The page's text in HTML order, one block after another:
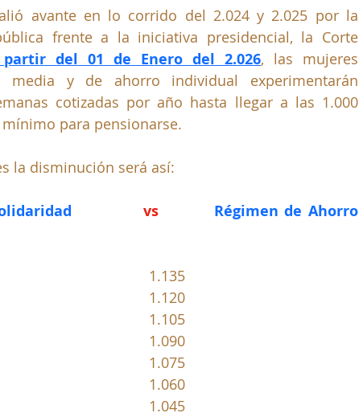
avante en lo corrido del 2.024 y 2.025 por la
frente a la iniciativa presidencial, la Corte
del 01 de Enero del 2.026, las mujeres
y de ahorro individual experimentarán
cotizadas por año hasta llegar a las 1.000
para pensionarse.
la disminución será así:
vs
Régimen de Ahorro
2.026=1.285										1.135
2.027=1.270										1.120
2.028=1.255										1.105
2.029=1.240										1.090
2.030=1.225										1.075
2.031=1.210										1.060
2.032=1.195										1.045